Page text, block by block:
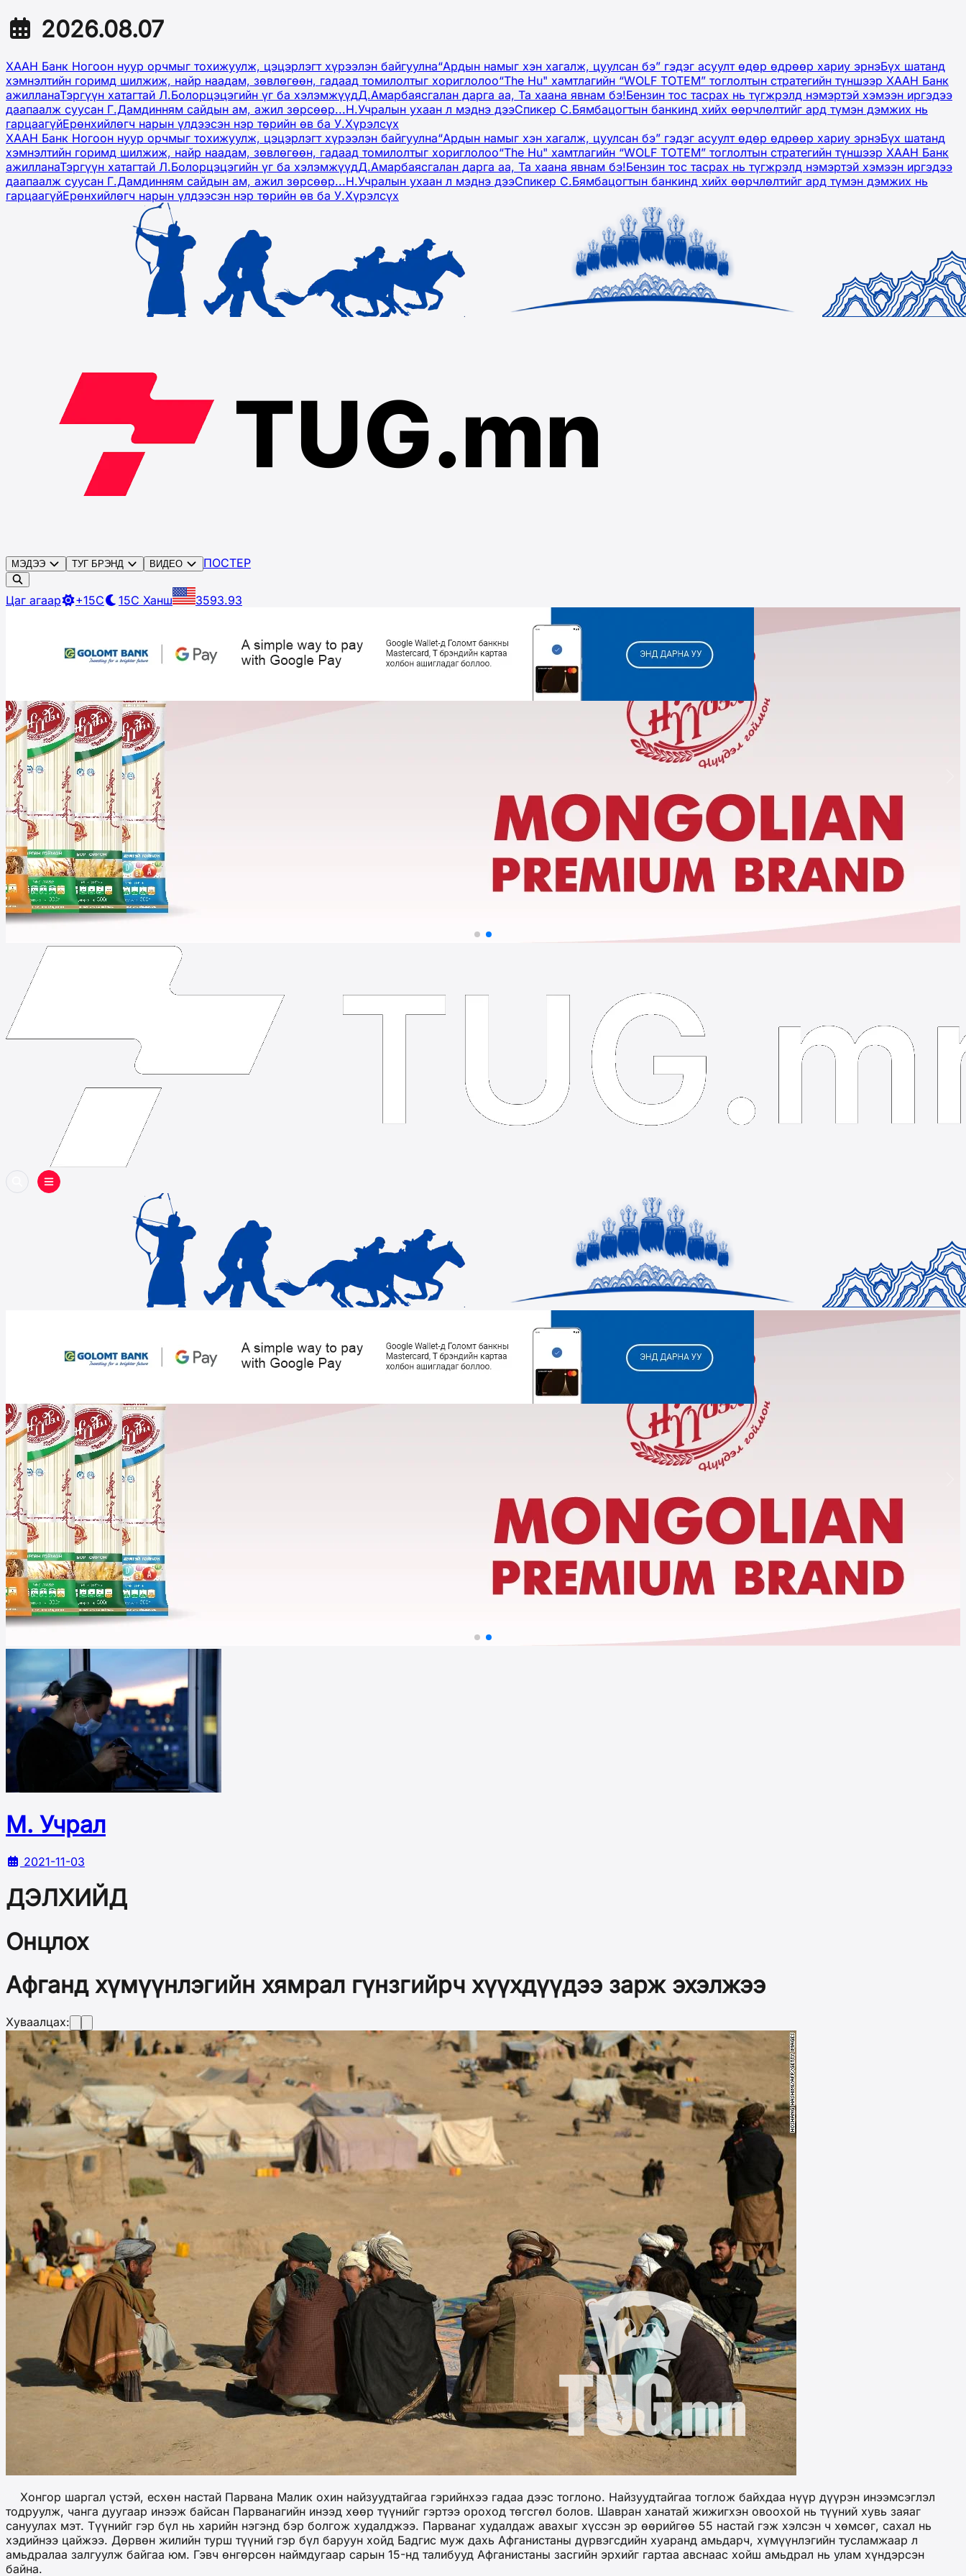
2026.08.07
ХААН Банк Ногоон нуур орчмыг тохижуулж, цэцэрлэгт хүрээлэн байгуулна“Ардын намыг хэн хагалж, цуулсан бэ” гэдэг асуулт өдөр өдрөөр хариу эрнэБүх шатанд
хэмнэлтийн горимд шилжиж, найр наадам, зөвлөгөөн, гадаад томилолтыг хориглолоо“The Hu" хамтлагийн “WOLF TOTEM” тоглолтын стратегийн түншээр ХААН Банк
ажилланаТэргүүн хатагтай Л.Болорцэцэгийн үг ба хэлэмжүүдД.Амарбаясгалан дарга аа, Та хаана явнам бэ!Бензин тос тасрах нь түгжрэлд нэмэртэй хэмээн иргэдээ
даапаалж суусан Г.Дамдинням сайдын ам, ажил зөрсөөр...Н.Учралын ухаан л мэднэ дээСпикер С.Бямбацогтын банкинд хийх өөрчлөлтийг ард түмэн дэмжих нь
гарцаагүйЕрөнхийлөгч нарын үлдээсэн нэр төрийн өв ба У.Хүрэлсүх
ХААН Банк Ногоон нуур орчмыг тохижуулж, цэцэрлэгт хүрээлэн байгуулна“Ардын намыг хэн хагалж, цуулсан бэ” гэдэг асуулт өдөр өдрөөр хариу эрнэБүх шатанд
хэмнэлтийн горимд шилжиж, найр наадам, зөвлөгөөн, гадаад томилолтыг хориглолоо“The Hu" хамтлагийн “WOLF TOTEM” тоглолтын стратегийн түншээр ХААН Банк
ажилланаТэргүүн хатагтай Л.Болорцэцэгийн үг ба хэлэмжүүдД.Амарбаясгалан дарга аа, Та хаана явнам бэ!Бензин тос тасрах нь түгжрэлд нэмэртэй хэмээн иргэдээ
даапаалж суусан Г.Дамдинням сайдын ам, ажил зөрсөөр...Н.Учралын ухаан л мэднэ дээСпикер С.Бямбацогтын банкинд хийх өөрчлөлтийг ард түмэн дэмжих нь
гарцаагүйЕрөнхийлөгч нарын үлдээсэн нэр төрийн өв ба У.Хүрэлсүх
МЭДЭЭ ТУГ БРЭНД ВИДЕО ПОСТЕР
Цаг агаар +15C 15C Ханш 3593.93
М. Учрал
2021-11-03
ДЭЛХИЙД
Онцлох
Афганд хүмүүнлэгийн хямрал гүнзгийрч хүүхдүүдээ зарж эхэлжээ
Хуваалцах:
Хонгор шаргал үстэй, есхөн настай Парвана Малик охин найзуудтайгаа гэрийнхээ гадаа дээс тоглоно. Найзуудтайгаа тоглож байхдаа нүүр дүүрэн инээмсэглэл
тодруулж, чанга дуугаар инээж байсан Парванагийн инээд хөөр түүнийг гэртээ ороход төгсгөл болов. Шавран ханатай жижигхэн овоохой нь түүний хувь заяаг
сануулах мэт. Түүнийг гэр бүл нь харийн нэгэнд бэр болгож худалджээ. Парванаг худалдаж авахыг хүссэн эр өөрийгөө 55 настай гэж хэлсэн ч хөмсөг, сахал нь
хэдийнээ цайжээ. Дөрвөн жилийн турш түүний гэр бүл баруун хойд Бадгис муж дахь Афганистаны дүрвэгсдийн хуаранд амьдарч, хүмүүнлэгийн тусламжаар л
амьдралаа залгуулж байгаа юм. Гэвч өнгөрсөн наймдугаар сарын 15-нд талибууд Афганистаны засгийн эрхийг гартаа авснаас хойш амьдрал нь улам хүндэрсэн
байна.